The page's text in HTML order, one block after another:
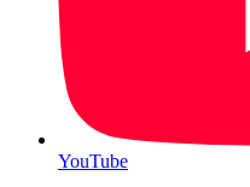
YouTube